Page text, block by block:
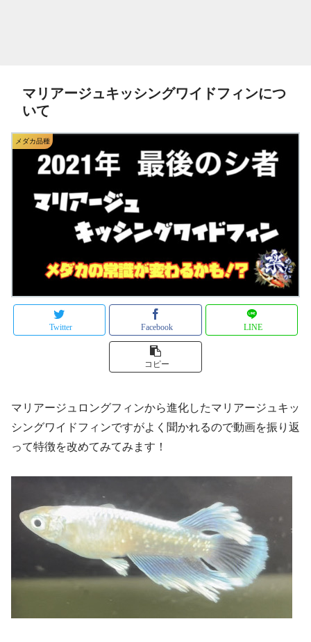
マリアージュキッシングワイドフィンにつ
いて
メダカ品種
Twitter Facebook LINE
コピー
マリアージュロングフィンから進化したマリアージュキッ
シングワイドフィンですがよく聞かれるので動画を振り返
って特徴を改めてみてみます！